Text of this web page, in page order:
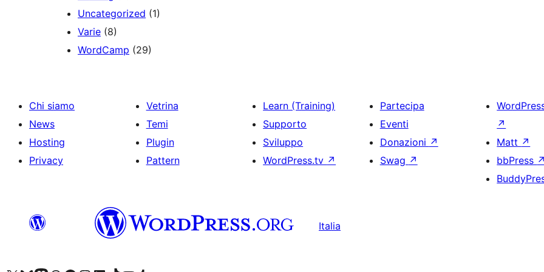
Uncategorized (1)
Varie (8)
WordCamp (29)
Chi siamo
News
Hosting
Privacy
Vetrina
Temi
Plugin
Pattern
Learn (Training)
Supporto
Sviluppo
WordPress.tv ↗
Partecipa
Eventi
Donazioni ↗
Swag ↗
↗
Matt ↗
bbPress ↗
Italia